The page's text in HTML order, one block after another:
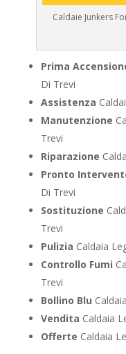
Caldaie Junkers
Prima
Di Trevi
Assistenza
Manutenzione
Trevi
Riparazione
Pronto
Di Trevi
Sostituzione
Trevi
Pulizia Caldaia
Controllo Fumi
Trevi
Bollino Blu
Vendita Caldaia
Offerte Caldaia